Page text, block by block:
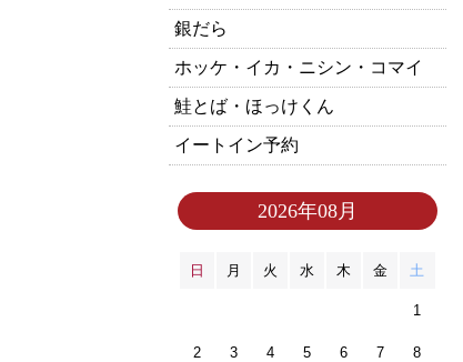
銀だら
ホッケ・イカ・ニシン・コマイ
鮭とば・ほっけくん
イートイン予約
2026年08月
日 月 火 水 木 金 土
1
2 3 4 5 6 7 8